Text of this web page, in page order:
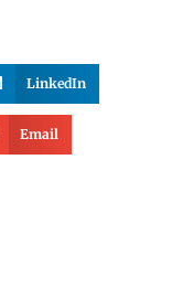
LinkedIn
Email